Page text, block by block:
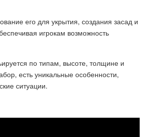
его для укрытия, создания засад и
игрокам возможность
по типам, высоте, толщине и
есть уникальные особенности,
ситуации.